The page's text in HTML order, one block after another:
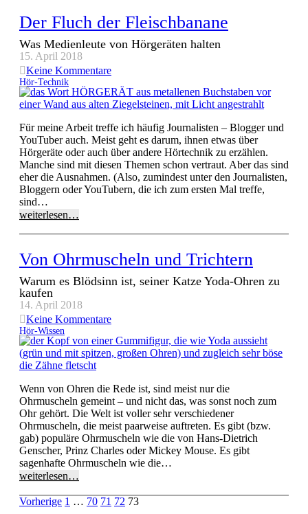
Der Fluch der Fleischbanane
Was Medienleute von Hörgeräten halten
15. April 2018
Keine Kommentare
Hör-Technik
Für meine Arbeit treffe ich häufig Journalisten – Blogger und
YouTuber auch. Meist geht es darum, ihnen etwas über
Hörgeräte oder auch über andere Hörtechnik zu erzählen.
Manche sind mit diesen Themen schon vertraut. Aber das sind
eher die Ausnahmen. (Also, zumindest unter den Journalisten,
Bloggern oder YouTubern, die ich zum ersten Mal treffe,
sind…
weiterlesen…
Von Ohrmuscheln und Trichtern
Warum es Blödsinn ist, seiner Katze Yoda-Ohren zu
kaufen
14. April 2018
Keine Kommentare
Hör-Wissen
Wenn von Ohren die Rede ist, sind meist nur die
Ohrmuscheln gemeint – und nicht das, was sonst noch zum
Ohr gehört. Die Welt ist voller sehr verschiedener
Ohrmuscheln, die meist paarweise auftreten. Es gibt (bzw.
gab) populäre Ohrmuscheln wie die von Hans-Dietrich
Genscher, Prinz Charles oder Mickey Mouse. Es gibt
sagenhafte Ohrmuscheln wie die…
weiterlesen…
Vorherige 1 … 70 71 72 73